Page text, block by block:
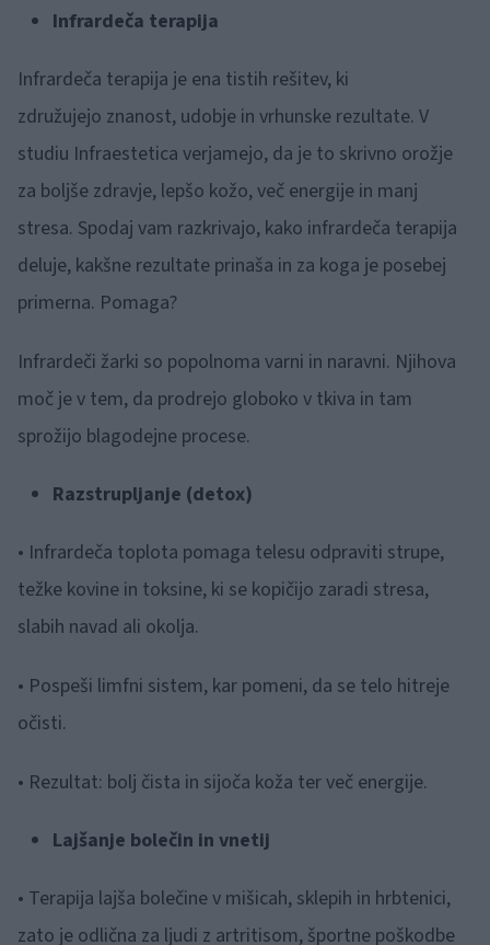
Infrardeča terapija
Infrardeča terapija je ena tistih rešitev, ki
združujejo znanost, udobje in vrhunske rezultate. V
studiu Infraestetica verjamejo, da je to skrivno orožje
za boljše zdravje, lepšo kožo, več energije in manj
stresa. Spodaj vam razkrivajo, kako infrardeča terapija
deluje, kakšne rezultate prinaša in za koga je posebej
primerna. Pomaga?
Infrardeči žarki so popolnoma varni in naravni. Njihova
moč je v tem, da prodrejo globoko v tkiva in tam
sprožijo blagodejne procese.
Razstrupljanje (detox)
• Infrardeča toplota pomaga telesu odpraviti strupe,
težke kovine in toksine, ki se kopičijo zaradi stresa,
slabih navad ali okolja.
• Pospeši limfni sistem, kar pomeni, da se telo hitreje
očisti.
• Rezultat: bolj čista in sijoča koža ter več energije.
Lajšanje bolečin in vnetij
• Terapija lajša bolečine v mišicah, sklepih in hrbtenici,
zato je odlična za ljudi z artritisom, športne poškodbe